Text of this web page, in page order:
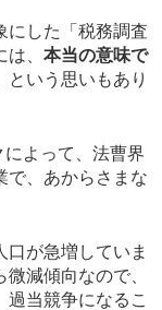
した「税務調査
、 本当の意味で
という思いもあり
よって、法曹界
で、あからさまな
が急増していま
減傾向なので、
過当競争になるこ